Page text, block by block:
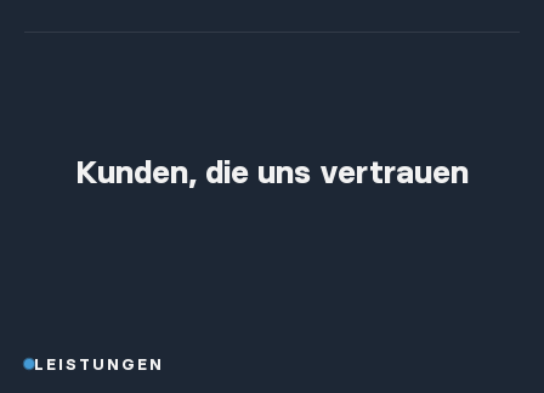
Kunden, die uns vertrauen
LEISTUNGEN